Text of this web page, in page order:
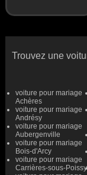
Trouvez une
voiture pour mariage
Achères
voiture pour mariage
Andrésy
voiture pour mariage
Aubergenville
voiture pour mariage
Bois-d'Arcy
voiture pour mariage
Carrières-sous-Poissy